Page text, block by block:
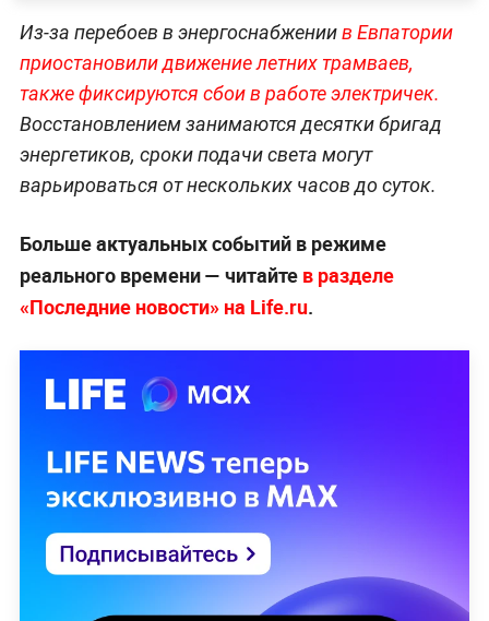
Из-за перебоев в энергоснабжениив Евпатории
приостановили движение летних трамваев,
также фиксируются сбои в работе электричек.
Восстановлением занимаются десятки бригад
энергетиков, сроки подачи света могут
варьироваться от нескольких часов до суток.
Больше актуальных событий в режиме
реального времени — читайте в разделе
«Последние новости» на Life.ru.